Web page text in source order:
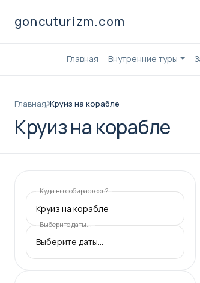
goncuturizm.com
Главная Внутренние туры
Главная Круиз на корабле
Круиз на корабле
Куда вы собираетесь?
Круиз на корабле
Выберите даты...